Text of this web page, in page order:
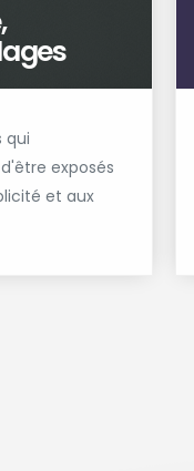
qui
exposés
et aux